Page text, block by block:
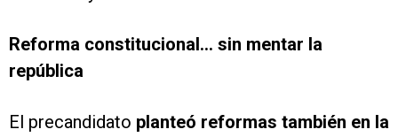
Reforma constitucional... sin mentar la
república
El precandidato planteó reformas también en la